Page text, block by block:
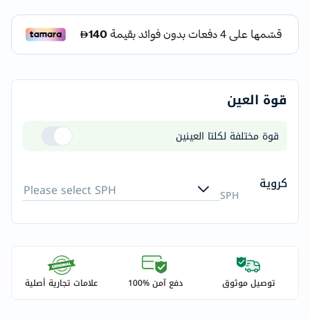
قوة العين
قوة مختلفة لكلتا العينين
كروية
SPH
Please select SPH
توصيل موثوق دفع آمن %100 علامات تجارية أصلية